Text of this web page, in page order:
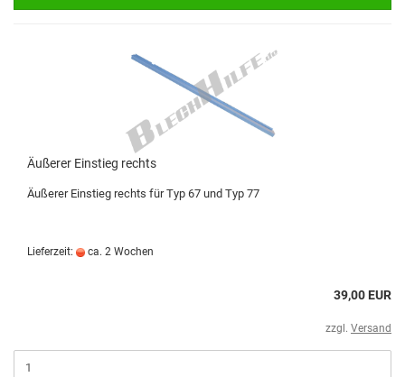
Äußerer Einstieg rechts
Äußerer Einstieg rechts für Typ 67 und Typ 77
Lieferzeit: ca. 2 Wochen
39,00 EUR
zzgl. Versand